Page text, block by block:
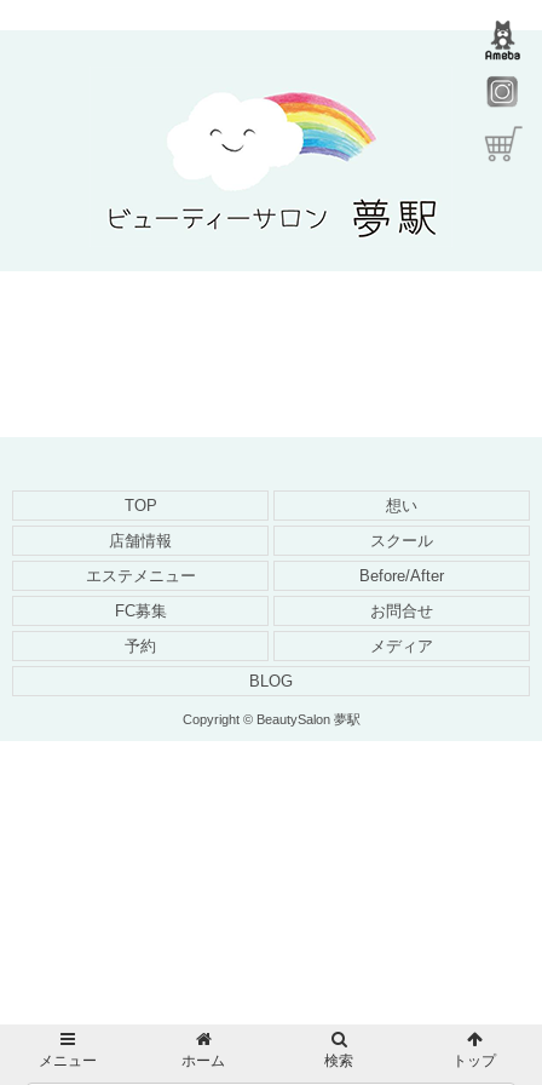
TOP
想い
店舗情報
スクール
エステメニュー
Before/After
FC募集
お問合せ
予約
メディア
BLOG
Copyright © BeautySalon 夢駅
メニュー ホーム 検索 トップ